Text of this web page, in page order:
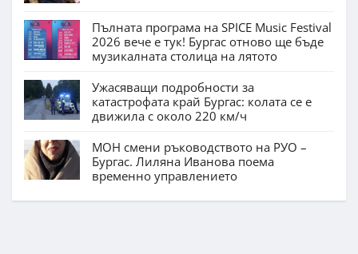
Пълната програма на SPICE Music Festival
2026 вече е тук! Бургас отново ще бъде
музикалната столица на лятото
Ужасяващи подробности за
катастрофата край Бургас: колата се е
движила с около 220 км/ч
МОН смени ръководството на РУО –
Бургас. Лиляна Иванова поема
временно управлението